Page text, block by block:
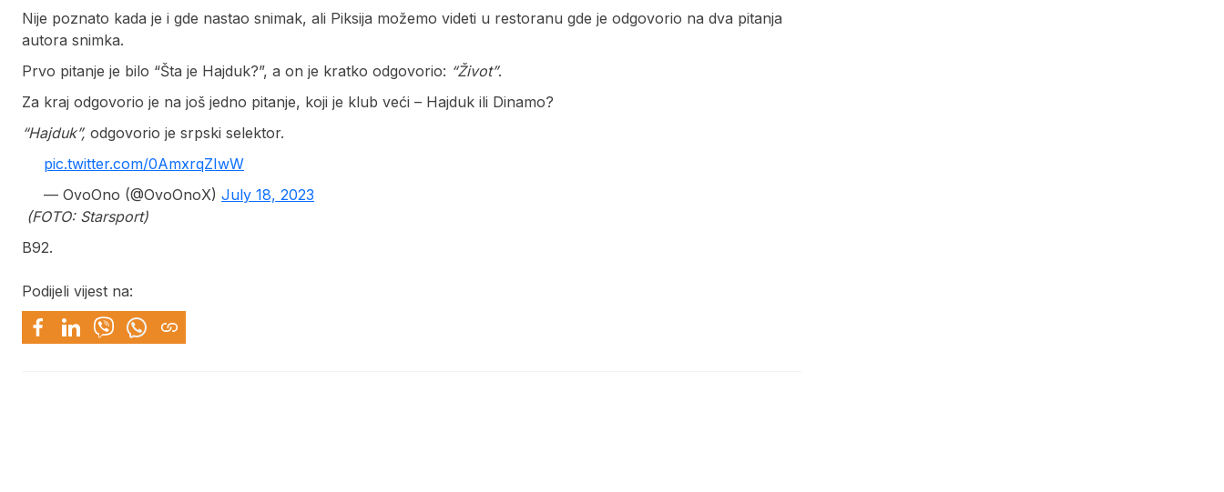
Nije poznato kada je i gde nastao snimak, ali Piksija možemo videti u restoranu gde je odgovorio na dva pitanja
autora snimka.
Prvo pitanje je bilo “Šta je Hajduk?”, a on je kratko odgovorio: “Život”.
Za kraj odgovorio je na još jedno pitanje, koji je klub veći – Hajduk ili Dinamo?
“Hajduk”, odgovorio je srpski selektor.
pic.twitter.com/0AmxrqZIwW
— OvoOno (@OvoOnoX) July 18, 2023
(FOTO: Starsport)
B92.
Podijeli vijest na: